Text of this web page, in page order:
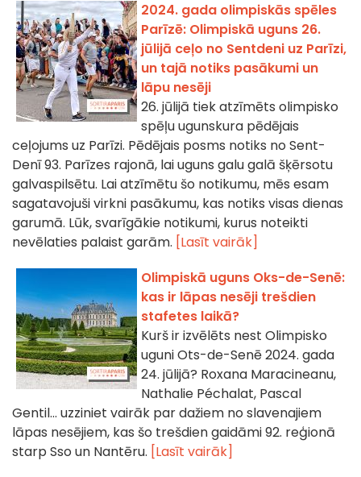
2024. gada olimpiskās spēles
Parīzē: Olimpiskā uguns 26.
jūlijā ceļo no Sentdeni uz Parīzi,
un tajā notiks pasākumi un
lāpu nesēji
26. jūlijā tiek atzīmēts olimpisko
spēļu ugunskura pēdējais
ceļojums uz Parīzi. Pēdējais posms notiks no Sent-
Denī 93. Parīzes rajonā, lai uguns galu galā šķērsotu
galvaspilsētu. Lai atzīmētu šo notikumu, mēs esam
sagatavojuši virkni pasākumu, kas notiks visas dienas
garumā. Lūk, svarīgākie notikumi, kurus noteikti
nevēlaties palaist garām. [Lasīt vairāk]
Olimpiskā uguns Oks-de-Senē:
kas ir lāpas nesēji trešdien
stafetes laikā?
Kurš ir izvēlēts nest Olimpisko
uguni Ots-de-Senē 2024. gada
24. jūlijā? Roxana Maracineanu,
Nathalie Péchalat, Pascal
Gentil... uzziniet vairāk par dažiem no slavenajiem
lāpas nesējiem, kas šo trešdien gaidāmi 92. reģionā
starp Sso un Nantēru. [Lasīt vairāk]